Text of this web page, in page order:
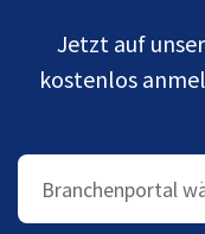
Jetzt auf
kostenlos
Branchenportal